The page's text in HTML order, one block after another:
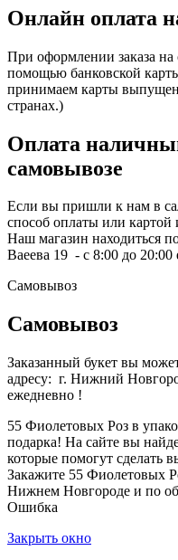
Онлайн оплата
При оформлении заказа на
помощью банковской
принимаем карты
странах.)
Оплата
самовывозе
Если вы пришли к нам в
способ оплаты или
Наш магазин находиться
Ваеева 19 - с 8:00 до 20:00
Самовывоз
Самовывоз
Заказанный букет вы
адресу: г. Нижний
ежедневно !
55 Фиолетовых Роз в
подарка! На сайте вы
которые помогут сделать
Закажите 55 Фиолетовых
Нижнем Новгороде и по
Ошибка
Закрыть окно